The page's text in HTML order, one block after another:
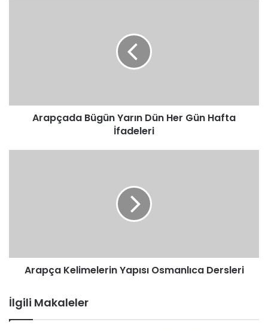
Arapçada Bügün Yarın Dün Her Gün Hafta
İfadeleri
Arapça Kelimelerin Yapısı Osmanlıca Dersleri
İlgili Makaleler